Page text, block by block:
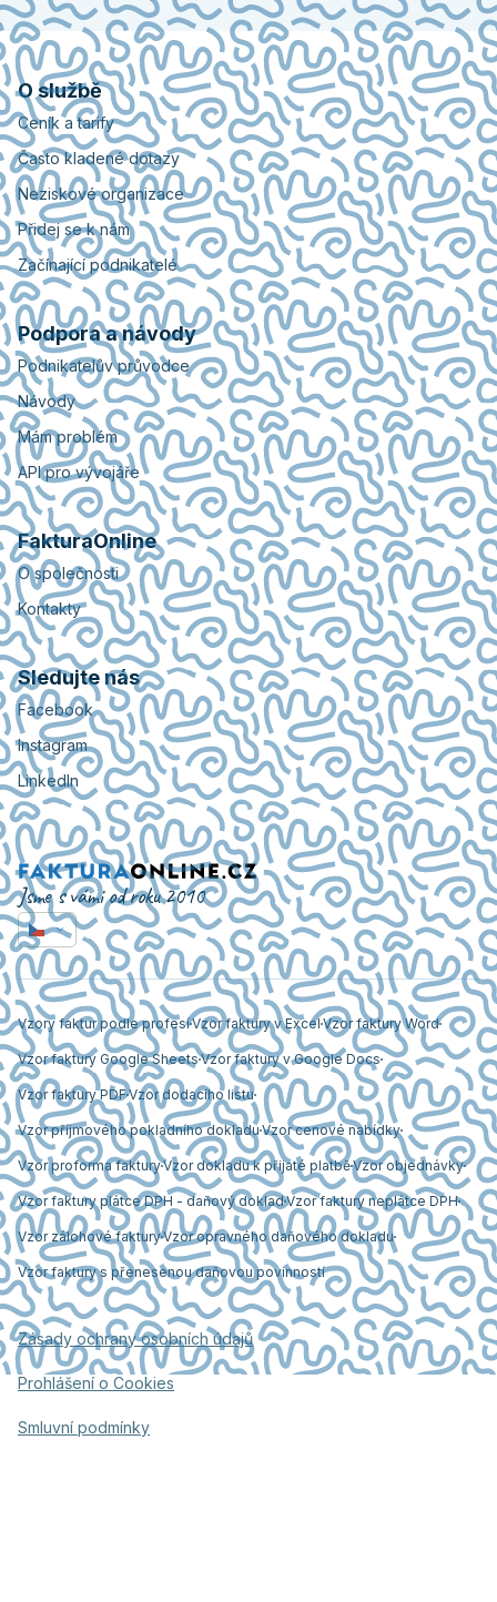
O službě
Ceník a tarify
Často kladené dotazy
Neziskové organizace
Přidej se k nám
Začínající podnikatelé
Podpora a návody
Podnikatelův průvodce
Návody
Mám problém
API pro vývojáře
FakturaOnline
O společnosti
Kontakty
Sledujte nás
Facebook
Instagram
LinkedIn
Jsme s vámi od roku 2010
Vzory faktur podle profesíVzor faktury v ExcelVzor faktury Word
Vzor faktury Google SheetsVzor faktury v Google Docs
Vzor faktury PDFVzor dodacího listu
Vzor příjmového pokladního dokladu Vzor cenové nabídky
Vzor proforma fakturyVzor dokladu k přijaté platběVzor objednávky
Vzor faktury plátce DPH - daňový dokladVzor faktury neplátce DPH
Vzor zálohové fakturyVzor opravného daňového dokladu
Vzor faktury s přenesenou daňovou povinností
Zásady ochrany osobních údajů
Prohlášení o Cookies
Smluvní podmínky